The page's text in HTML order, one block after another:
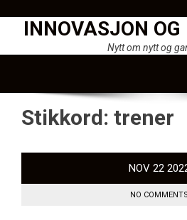
INNOVASJON OG
Nytt om nytt og
Stikkord: trener
NOV 22
NO COMMENTS